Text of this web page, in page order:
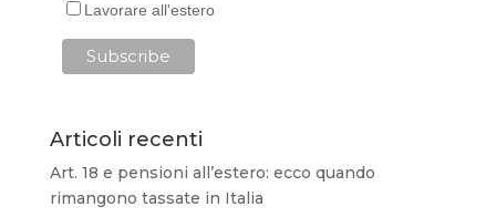
Lavorare all'estero
Articoli recenti
Art. 18 e pensioni all’estero: ecco quando
rimangono tassate in Italia